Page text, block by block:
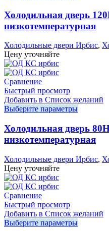
Холодильная дверь
низкотемпературная
Холодильные двери Ирбис,
Цену уточняйте
Сравнение
Быстрый просмотр
Добавить в Список желаний
Выберите параметры
Холодильная дверь
низкотемпературная
Холодильные двери Ирбис,
Цену уточняйте
Сравнение
Быстрый просмотр
Добавить в Список желаний
Выберите параметры